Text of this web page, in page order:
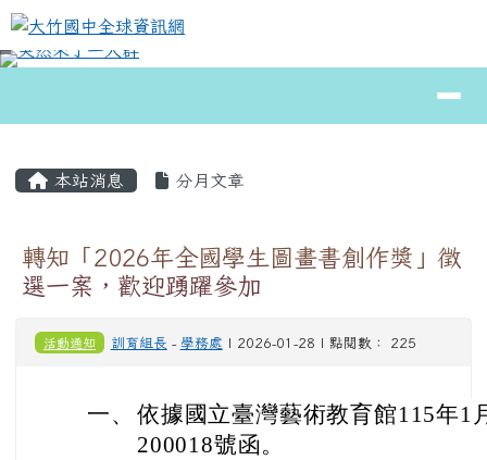
跳至主內容區
大竹國中全球資訊網
⏸
本站消息 分月文章
轉知「2026年全國學生圖畫書創作獎」徵
選一案，歡迎踴躍參加
活動通知 訓育組長 - 學務處 | 2026-01-28 | 點閱數： 225
一、 依據國立臺灣藝術教育館115年1
200018號函。